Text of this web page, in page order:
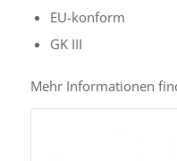
EU-konform
GK III
Mehr Informationen